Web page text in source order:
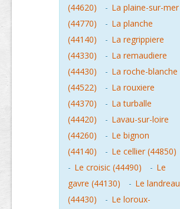
(44620)
- La plaine-sur-mer
(44770)
- La planche
(44140)
- La regrippiere
(44330)
- La remaudiere
(44430)
- La roche-blanche
(44522)
- La rouxiere
(44370)
- La turballe
(44420)
- Lavau-sur-loire
(44260)
- Le bignon
(44140)
- Le cellier (44850)
- Le croisic (44490) - Le
gavre (44130)
- Le landreau
(44430)
- Le loroux-